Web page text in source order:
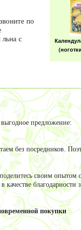
гр
Ромашка
по
с
предложение:
без посредников.
своим опытом с
благодарности
покупки